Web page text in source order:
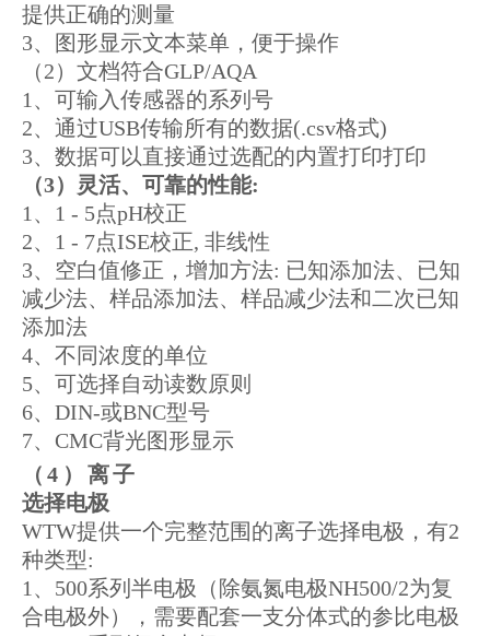
提供正确的测量
3、图形显示文本菜单，便于操作
（2） 文档符合GLP/AQA
1、可输入传感器的系列号
2、通过USB传输所有的数据(.csv格式)
3、数据可以直接通过选配的内置打印打印
（3） 灵活、可靠的性能:
1、1 - 5点pH校正
2、1 - 7点ISE校正, 非线性
3、空白值修正，增加方法: 已知添加法、已知
减少法、样品添加法、样品减少法和二次已知
添加法
4、不同浓度的单位
5、可选择自动读数原则
6、DIN-或BNC型号
7、CMC背光图形显示
（4） 离子
选择电极
WTW提供一个完整范围的离子选择电极，有2
种类型:
1、500系列半电极（除氨氮电极NH500/2为复
合电极外），需要配套一支分体式的参比电极